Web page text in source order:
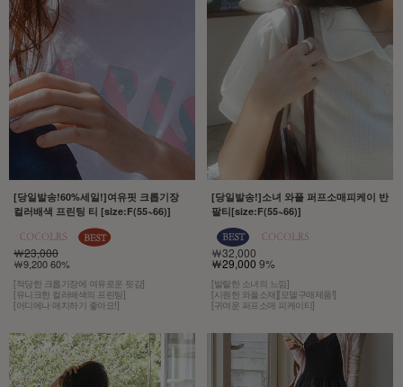
[당일발송!60%세일!]여유핏 크롭기장
컬러배색 프린팅 티 [size:F(55~66)]
￦23,000
￦9,200 60%
[적당한 크롭기장에 여유로운 핏감]
[유니크한 컬러배색의 프린팅]
[어디에나 매치하기 좋아요!]
[당일발송!]소녀 와플 퍼프소매피케이 반
팔티[size:F(55~66)]
￦32,000
￦29,000 9%
[발랄한 소녀의 느낌]
[시원한 와플소재][모델구매제품!]
[귀여운 퍼프소매 피케이티]